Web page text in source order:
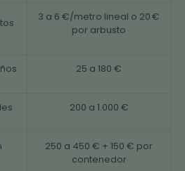
3 a 6 €/metro lineal o 20 €
por arbusto
25 a 180 €
200 a 1.000 €
250 a 450 € + 150 € por
contenedor